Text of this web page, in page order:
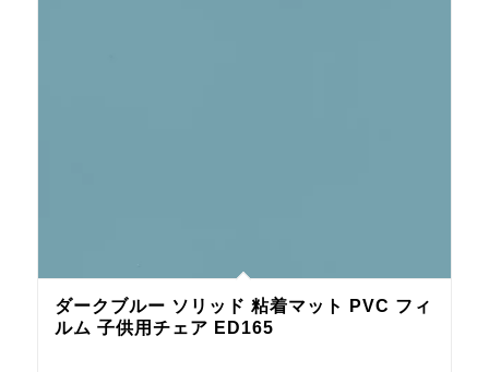
ダークブルー ソリッド 粘着マット PVC フィ
ルム 子供用チェア ED165